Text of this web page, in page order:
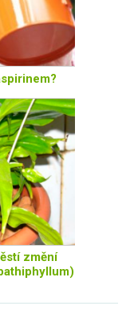
změní